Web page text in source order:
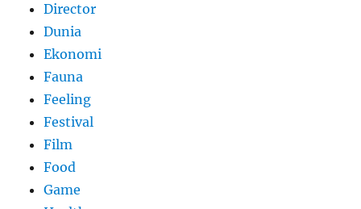
Director
Dunia
Ekonomi
Fauna
Feeling
Festival
Film
Food
Game